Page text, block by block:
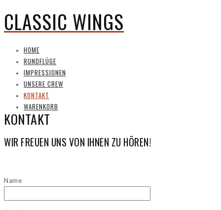
CLASSIC WINGS
HOME
RUNDFLÜGE
IMPRESSIONEN
UNSERE CREW
KONTAKT
WARENKORB
KONTAKT
WIR FREUEN UNS VON IHNEN ZU HÖREN!
Name